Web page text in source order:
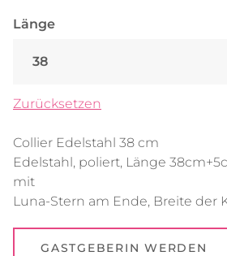
Länge
Zurücksetzen
Collier Edelstahl 38 cm
Edelstahl, poliert, Länge
mit
Luna-Stern am Ende, Breite der
GASTGEBERIN WERDEN